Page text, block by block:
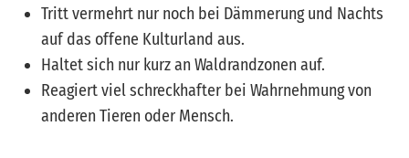
Tritt vermehrt nur noch bei Dämmerung und Nachts
auf das offene Kulturland aus.
Haltet sich nur kurz an Waldrandzonen auf.
Reagiert viel schreckhafter bei Wahrnehmung von
anderen Tieren oder Mensch.